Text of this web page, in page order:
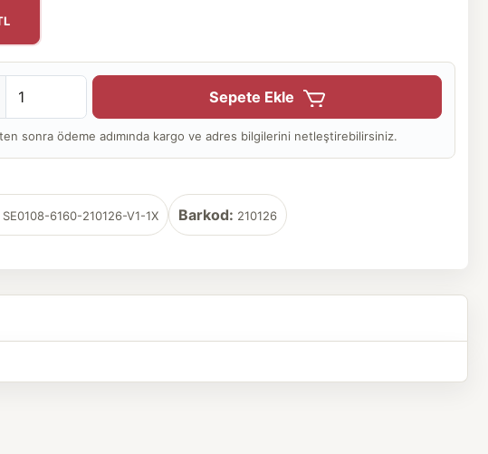
Sepete Ekle
sonra ödeme adımında kargo ve adres bilgilerini netleştirebilirsiniz.
SE0108-6160-210126-V1-1X Barkod: 210126